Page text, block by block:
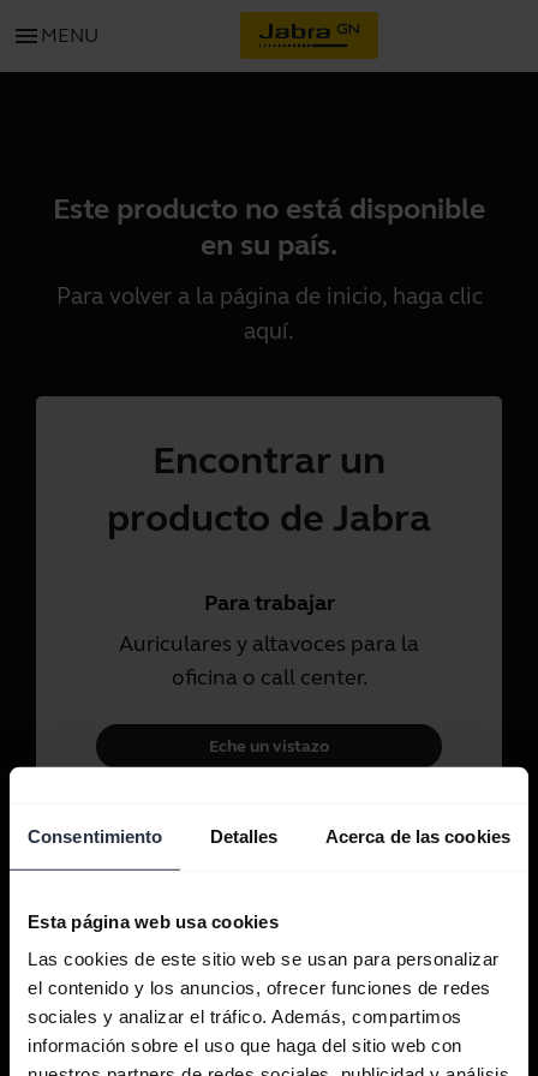
Consentimiento Detalles Acerca de las cookies
Esta página web usa cookies
Las cookies de este sitio web se usan para personalizar
el contenido y los anuncios, ofrecer funciones de redes
sociales y analizar el tráfico. Además, compartimos
información sobre el uso que haga del sitio web con
menu MENU
Este producto no está disponible
en su país.
Para volver a la página de inicio, haga clic
aquí.
Encontrar un
producto de Jabra
Para trabajar
Auriculares y altavoces para la
oficina o call center.
Eche un vistazo
Para uso personal
Auriculares y auriculares internos
Eche un vistazo